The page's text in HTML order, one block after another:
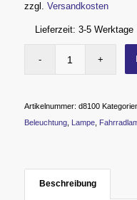
196,00 €
zzgl. Versandkosten
Lieferzeit: 3-5 Werktage
Artikelnummer: d8100
Beleuchtung, Lampe,
Beschreibung